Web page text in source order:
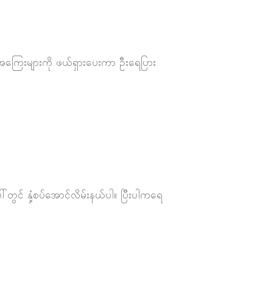
းများကို ဖယ်ရှားပေးကာ ဦးရေပြား
င် နှံ့စပ်အောင်လိမ်းနယ်ပါ။ ပြီးပါကရေ